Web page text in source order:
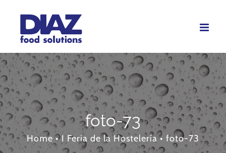
content
foto-73
Home • I Feria de la Hostelería • foto-73